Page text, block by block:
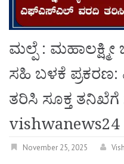
ಮಲ್ಪೆ : ಮಹಾಲಕ್ಷ್ಮೀ
ಸಹಿ ಬಳಕೆ
ತರಿಸಿ ಸೂಕ್ತ ತನಿಖೆಗೆ
vishwanews24
November 25, 2025